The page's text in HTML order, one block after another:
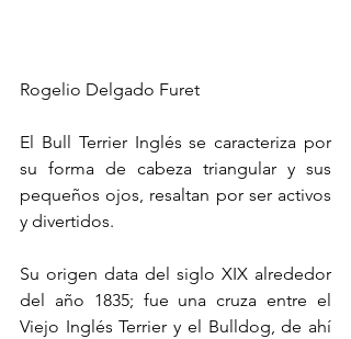
Rogelio Delgado Furet
El Bull Terrier Inglés se caracteriza por
su forma de cabeza triangular y sus
pequeños ojos, resaltan por ser activos
y divertidos.
Su origen data del siglo XIX alrededor
del año 1835; fue una cruza entre el
Viejo Inglés Terrier y el Bulldog, de ahí